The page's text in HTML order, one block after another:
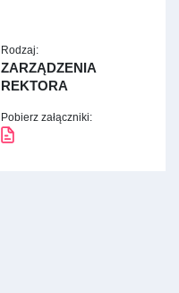
Rodzaj:
ZARZĄDZENIA
REKTORA
Pobierz załączniki: